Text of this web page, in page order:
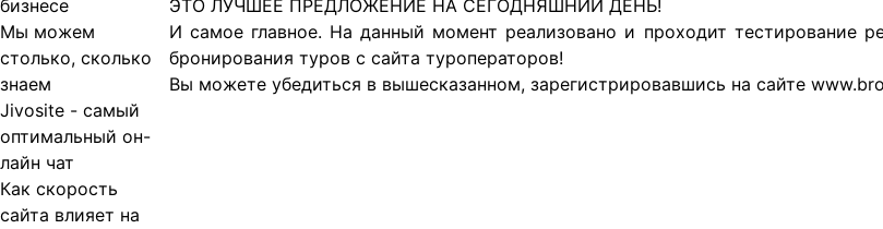
бизнесе
Мы можем
столько, сколько
знаем
Jivosite - самый
оптимальный он-
лайн чат
Как скорость
сайта влияет на
ЭТО ЛУЧШЕЕ ПРЕДЛОЖЕНИЕ НА СЕГОДНЯШНИЙ ДЕНЬ!
И самое главное. На данный момент реализовано и проходит тестирование
бронирования туров с сайта туроператоров!
Вы можете убедиться в вышесказанном, зарегистрировавшись на сайте